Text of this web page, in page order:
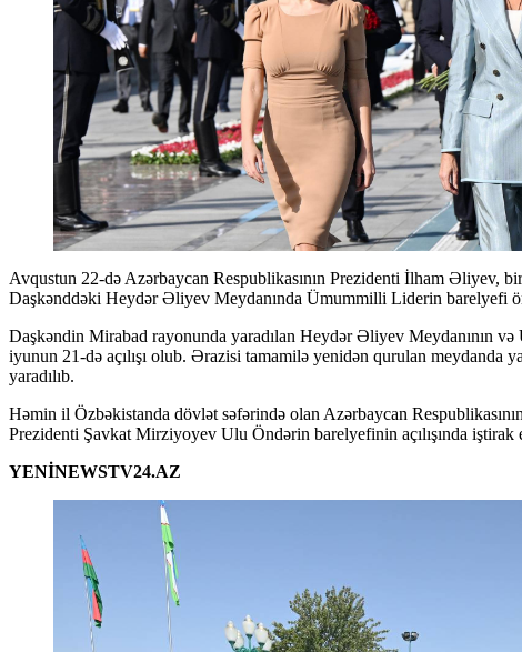
Avqustun 22-də Azərbaycan Respublikasının Prezidenti İlham Əliyev, birinci xanım Mehriban Əliyeva və qızları Leyla Əliyeva
Daşkənddəki Heydər Əliyev Meydanında Ümummilli Liderin barelyefi
Daşkəndin Mirabad rayonunda yaradılan Heydər Əliyev Meydanının
iyunun 21-də açılışı olub. Ərazisi tamamilə yenidən qurulan meydanda
yaradılıb.
Həmin il Özbəkistanda dövlət səfərində olan Azərbaycan
Prezidenti Şavkat Mirziyoyev Ulu Öndərin barelyefinin açılışında iştirak
YENİNEWSTV24.AZ